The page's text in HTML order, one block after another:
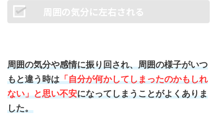
周囲の気分に左右される
周囲の気分や感情に振り回され、周囲の様子がいつ
もと違う時は「自分が何かしてしまったのかもしれ
ない」と思い不安になってしまうことがよくありま
した。